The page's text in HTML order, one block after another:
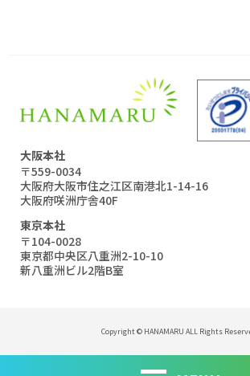
大阪本社
〒559-0034
大阪府大阪市住之江区南港北1-14-16
大阪府咲洲庁舎40F
東京本社
〒104-0028
東京都中央区八重洲2-10-10
新八重洲ビル2階B室
Copyright © HANAMARU ALL Rights